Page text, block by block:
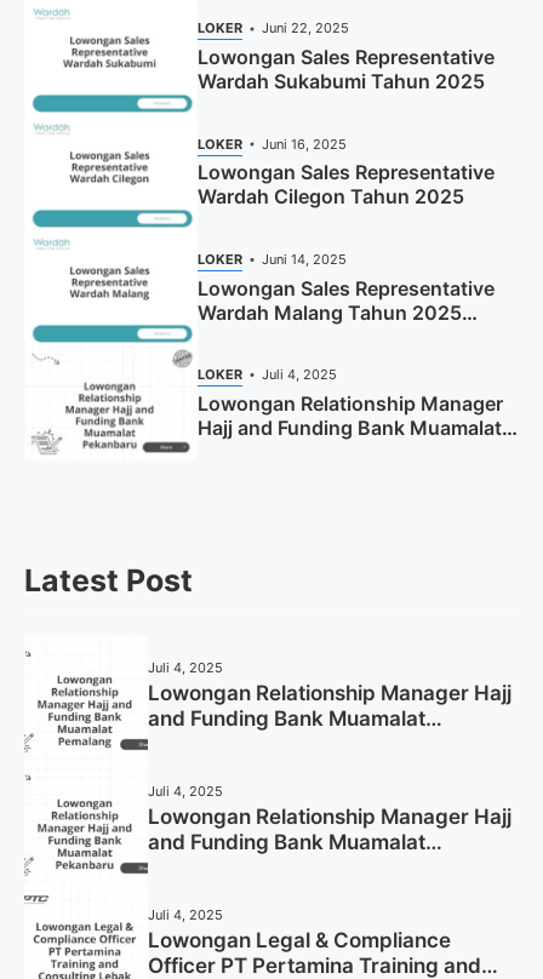
LOKER Juni 22, 2025
Lowongan Sales Representative
Wardah Sukabumi Tahun 2025
LOKER Juni 16, 2025
Lowongan Sales Representative
Wardah Cilegon Tahun 2025
LOKER Juni 14, 2025
Lowongan Sales Representative
Wardah Malang Tahun 2025
LOKER Juli 4, 2025
Lowongan Relationship Manager
Hajj and Funding Bank Muamalat
Latest Post
Juli 4, 2025
Lowongan Relationship Manager Hajj
and Funding Bank Muamalat
Juli 4, 2025
Lowongan Relationship Manager Hajj
and Funding Bank Muamalat
Juli 4, 2025
Lowongan Legal & Compliance
Officer PT Pertamina Training and